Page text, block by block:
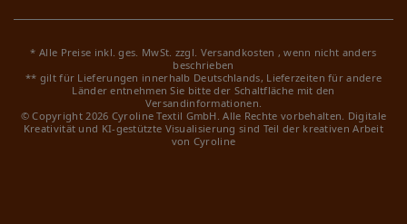
* Alle Preise inkl. ges. MwSt. zzgl. Versandkosten , wenn nicht anders
beschrieben
** gilt für Lieferungen innerhalb Deutschlands, Lieferzeiten für andere
Länder entnehmen Sie bitte der Schaltfläche mit den
Versandinformationen.
© Copyright 2026 Cyroline Textil GmbH. Alle Rechte vorbehalten. Digitale
Kreativität und KI-gestützte Visualisierung sind Teil der kreativen Arbeit
von Cyroline